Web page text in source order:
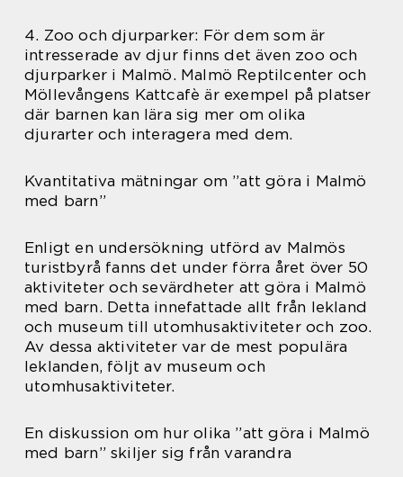
4. Zoo och djurparker: För dem som är
intresserade av djur finns det även zoo och
djurparker i Malmö. Malmö Reptilcenter och
Möllevångens Kattcafè är exempel på platser
där barnen kan lära sig mer om olika
djurarter och interagera med dem.
Kvantitativa mätningar om ”att göra i Malmö
med barn”
Enligt en undersökning utförd av Malmös
turistbyrå fanns det under förra året över 50
aktiviteter och sevärdheter att göra i Malmö
med barn. Detta innefattade allt från lekland
och museum till utomhusaktiviteter och zoo.
Av dessa aktiviteter var de mest populära
leklanden, följt av museum och
utomhusaktiviteter.
En diskussion om hur olika ”att göra i Malmö
med barn” skiljer sig från varandra